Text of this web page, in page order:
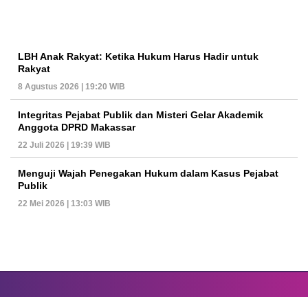
LBH Anak Rakyat: Ketika Hukum Harus Hadir untuk
Rakyat
8 Agustus 2026 | 19:20 WIB
Integritas Pejabat Publik dan Misteri Gelar Akademik
Anggota DPRD Makassar
22 Juli 2026 | 19:39 WIB
Menguji Wajah Penegakan Hukum dalam Kasus Pejabat
Publik
22 Mei 2026 | 13:03 WIB